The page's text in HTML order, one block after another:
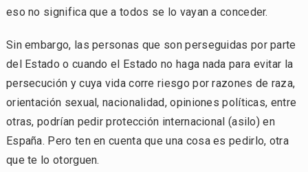
eso no significa que a todos se lo vayan a conceder.
Sin embargo, las personas que son perseguidas por parte
del Estado o cuando el Estado no haga nada para evitar la
persecución y cuya vida corre riesgo por razones de raza,
orientación sexual, nacionalidad, opiniones políticas, entre
otras, podrían pedir protección internacional (asilo) en
España. Pero ten en cuenta que una cosa es pedirlo, otra
que te lo otorguen.